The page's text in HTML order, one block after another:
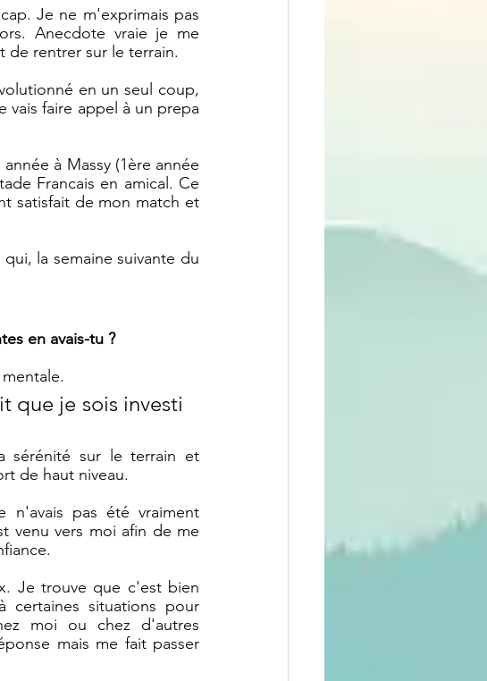
Je ne m'exprimais pas
Anecdote vraie je me
de rentrer sur le terrain.
en un seul coup,
faire appel à un prepa
à Massy (1ère année
Francais en amical. Ce
satisfait de mon match et
la semaine suivante du
en avais-tu ?
que je sois investi
sérénité sur le terrain et
de haut niveau.
pas été vraiment
venu vers moi afin de me
Je trouve que c'est bien
certaines situations pour
moi ou chez d'autres
mais me fait passer